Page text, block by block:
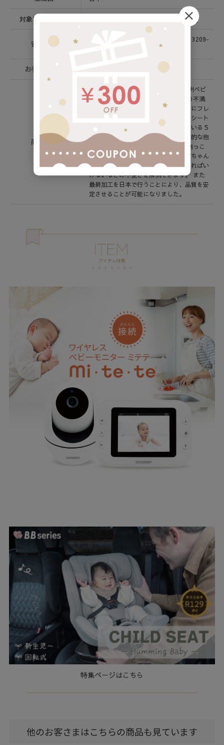
対象年齢/耐荷重 1 ～ 24か月 / 4.0 ～ 14.0 kg
安全基準
ASTM F2236-16a＆CFR1226、EN13209-
お手入れ方法
商品説明
babubu.は日本人デザイナーによる欧州ベビ
ーブランドです。 抱っこ紐の今までの不満
を解消するために長年考え、生地の中にフレ
ームを入れて自立させる、チャイルドシート
やベビーカーで当然のように使われている５
点式ベルトを取り入れるという、画期的な抱
っこ紐が誕生しました。 これにより抱っこ
紐を装着する時のわずらわしさや、赤ちゃん
を寝かせた状態で抱っこ紐を付けなければい
けないなどの不便さを解消できます。 また
最終加工を日本で行うことにより、品質を安
定させることが可能になりました。
特集ページはこちら
他のお客さまはこちらの商品も見ています